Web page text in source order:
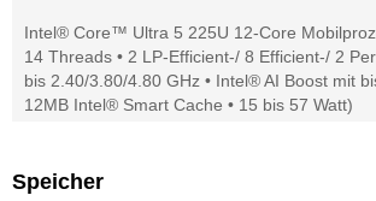
Intel® Core™ Ultra 5 225U 12-Core
14 Threads • 2 LP-Efficient-/ 8 Efficient-/ 2
bis 2.40/3.80/4.80 GHz • Intel® AI Boost mit
12MB Intel® Smart Cache • 15 bis 57 Watt)
Speicher